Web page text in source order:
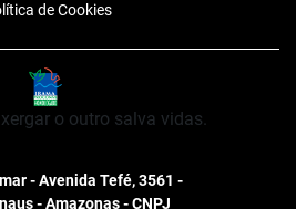
de Cookies
o outro salva vidas.